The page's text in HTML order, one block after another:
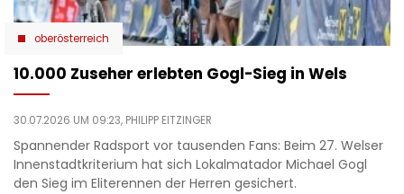
oberösterreich
10.000 Zuseher erlebten Gogl-Sieg in Wels
30.07.2026 UM 09:23, PHILIPP EITZINGER
Spannender Radsport vor tausenden Fans: Beim 27. Welser
Innenstadtkriterium hat sich Lokalmatador Michael Gogl
den Sieg im Eliterennen der Herren gesichert.